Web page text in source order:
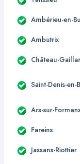
Ambérieu-en-
Ambutrix
Château-
Saint-Denis-en-
Ars-sur-
Fareins
Jassans-Riottier